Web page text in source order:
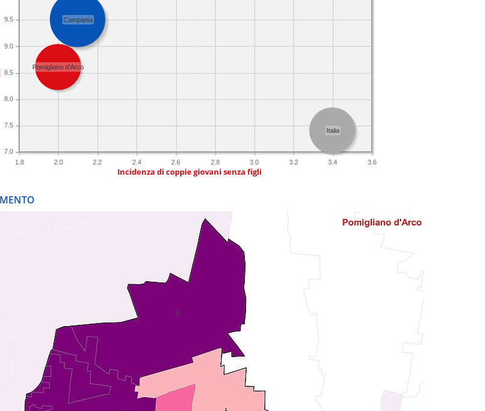
1.8 2.0 2.2 2.4 2.6 2.8 3.0 3.2 3.4 3.6
7.0
7.5
8.0
8.5
9.0
9.5 Campania
Pomigliano d'Arco
Italia
Incidenza di coppie giovani senza figli